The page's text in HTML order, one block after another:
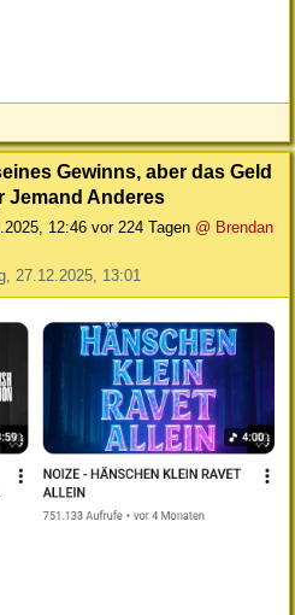
Gewinns, aber das Geld
Jemand Anderes
12:46 vor 224 Tagen @ Brendan
27.12.2025, 13:01